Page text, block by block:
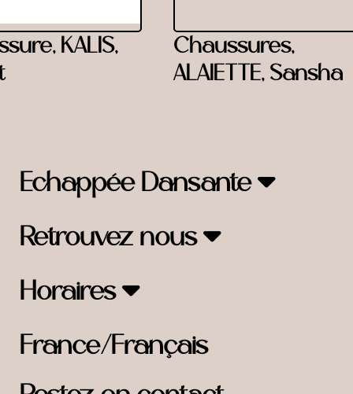
KALIS,
Chaussures,
ALAIETTE, Sansha
Echappée Dansante
Retrouvez nous
Horaires
France/Français